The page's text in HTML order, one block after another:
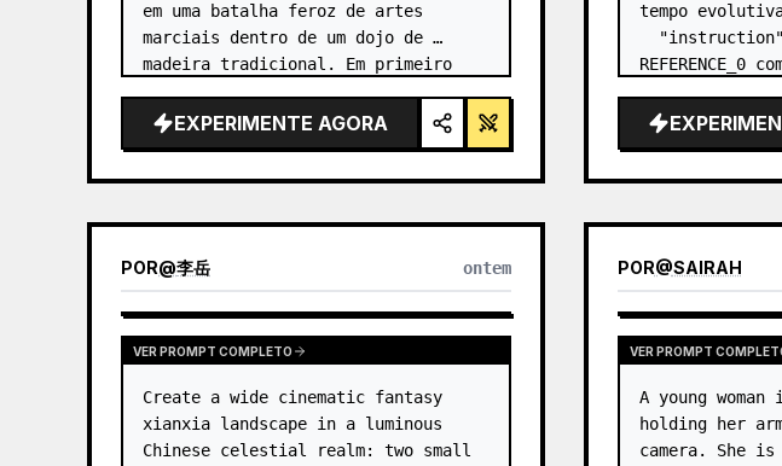
em uma batalha feroz de artes
marciais dentro de um dojo de
madeira tradicional. Em primeiro
name="character 1 hair"
default="cabelo preto em um coque
EXPERIMENTE AGORA
tempo
REFERENCE_0
em um
realista.
POR@李岳 ontem
VER PROMPT COMPLETO
Create a wide cinematic fantasy
xianxia landscape in a luminous
Chinese celestial realm: two small
POR@SAIRAH
VER PROMPT
A young
holding her
camera. She